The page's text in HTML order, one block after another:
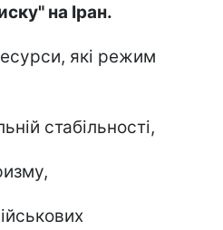
на Іран.
які режим
стабільності,